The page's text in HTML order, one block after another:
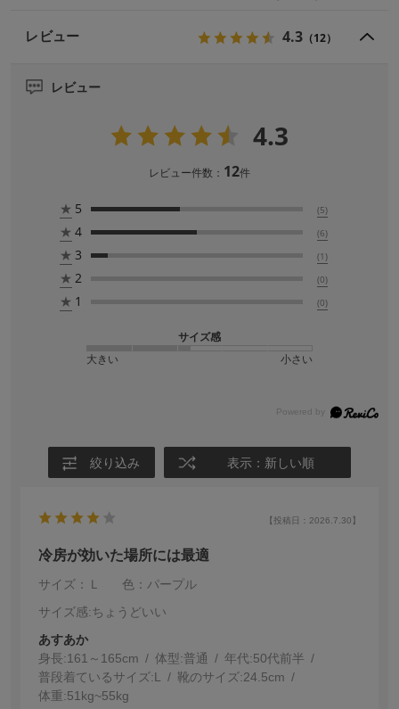
レビュー 4.3 （12）
レビュー
4.3
レビュー件数： 12件
★ 5 (5)
★ 4 (6)
★ 3 (1)
★ 2 (0)
★ 1 (0)
サイズ感
大きい
小さい
絞り込み 表示：新しい順
【投稿日：2026.7.30】
冷房が効いた場所には最適
サイズ：Ｌ
色：パープル
サイズ感:ちょうどいい
あすあか
身長:161～165cm 体型:普通 年代:50代前半
普段着ているサイズ:L 靴のサイズ:24.5cm
体重:51kg~55kg